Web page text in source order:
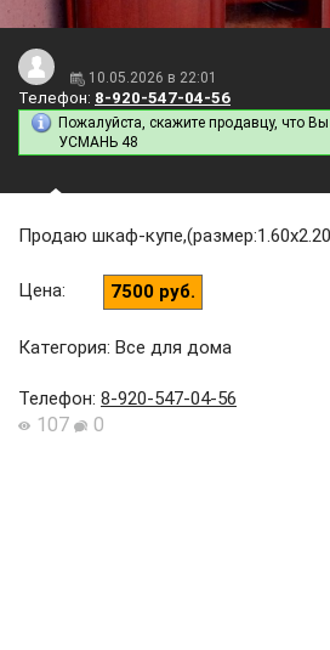
10.05.2026 в 22:01
Телефон: 8-920-547-04-56
Пожалуйста, скажите продавцу, что
УСМАНЬ 48
Продаю шкаф-
Цена: 7500 руб.
Категория: Все для дома
Телефон: 8-920-547-04-56
107 0